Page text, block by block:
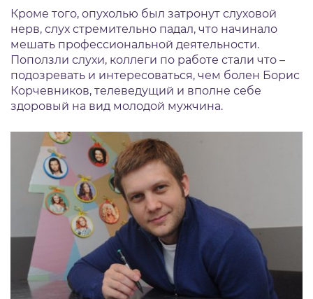
Кроме того, опухолью был затронут слуховой
нерв, слух стремительно падал, что начинало
мешать профессиональной деятельности.
Поползли слухи, коллеги по работе стали что –
подозревать и интересоваться, чем болен Борис
Корчевников, телеведущий и вполне себе
здоровый на вид молодой мужчина.